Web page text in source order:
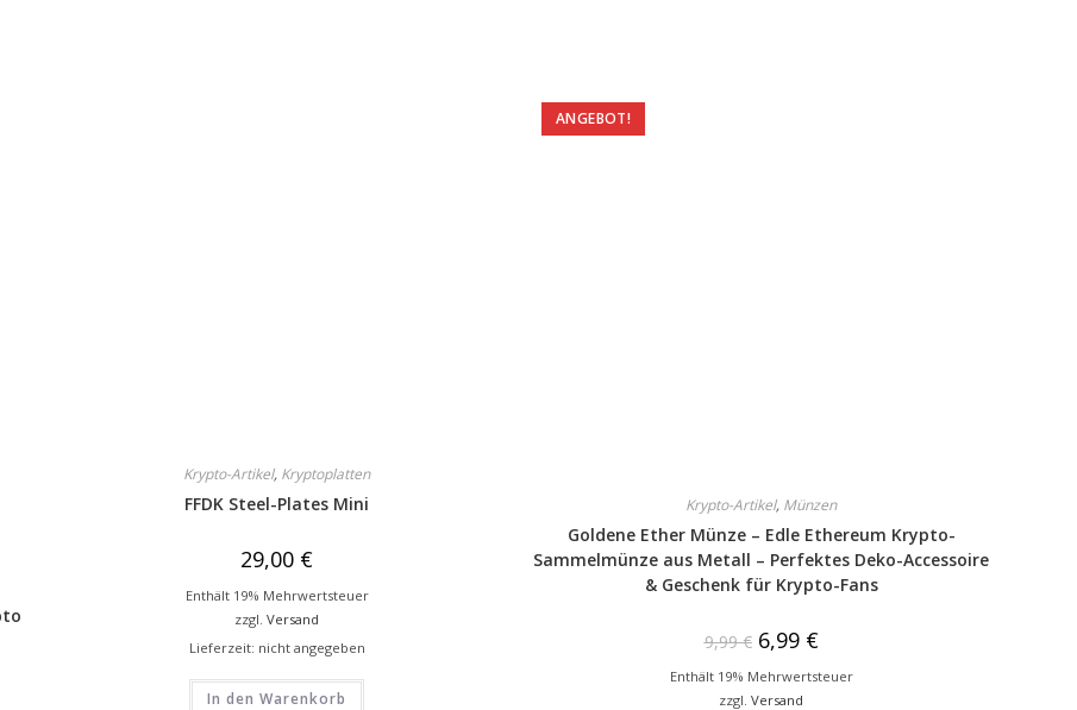
Krypto-Artikel, Kryptoplatten
FFDK Steel-Plates Mini
29,00 €
Enthält 19% Mehrwertsteuer
zzgl.Versand
Lieferzeit: nicht angegeben
In den Warenkorb
ANGEBOT!
Krypto-Artikel, Münzen
Goldene Ether Münze – Edle Ethereum Krypto-
Sammelmünze aus Metall – Perfektes Deko-Accessoire
& Geschenk für Krypto-Fans
9,99€ 6,99 €
Enthält 19% Mehrwertsteuer
zzgl.Versand